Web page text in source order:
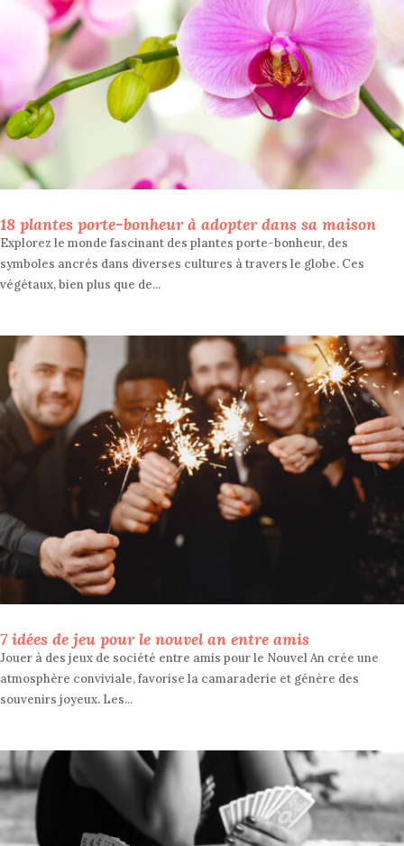
18 plantes porte-bonheur à adopter dans sa maison
Explorez le monde fascinant des plantes porte-bonheur, des
symboles ancrés dans diverses cultures à travers le globe. Ces
végétaux, bien plus que de...
7 idées de jeu pour le nouvel an entre amis
Jouer à des jeux de société entre amis pour le Nouvel An crée une
atmosphère conviviale, favorise la camaraderie et génère des
souvenirs joyeux. Les...